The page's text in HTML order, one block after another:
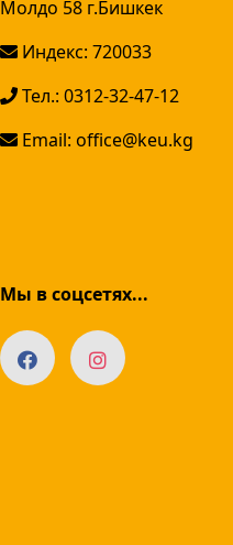
Молдо 58 г.Бишкек
Индекс: 720033
Тел.: 0312-32-47-12
Email: office@keu.kg
Мы в соцсетях...